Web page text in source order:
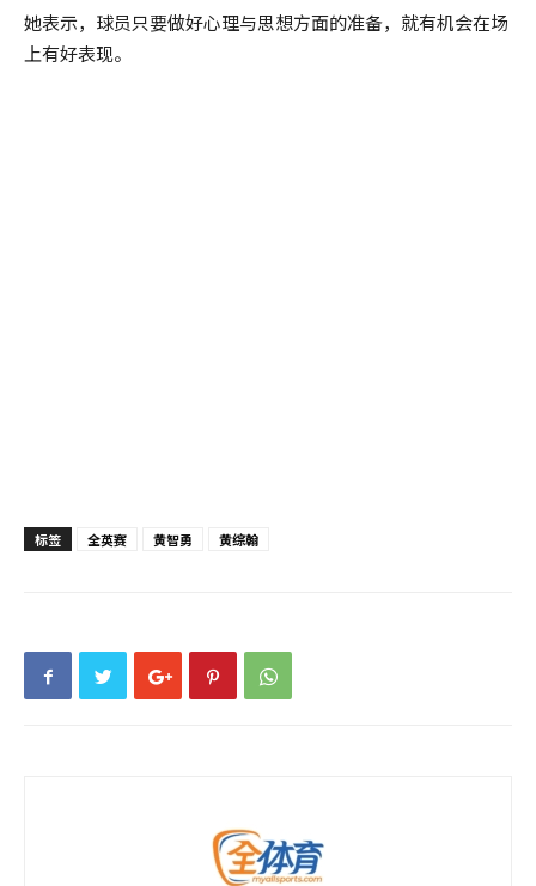
她表示，球员只要做好心理与思想方面的准备，就有机会在场
上有好表现。
标签 全英赛 黄智勇 黄综翰